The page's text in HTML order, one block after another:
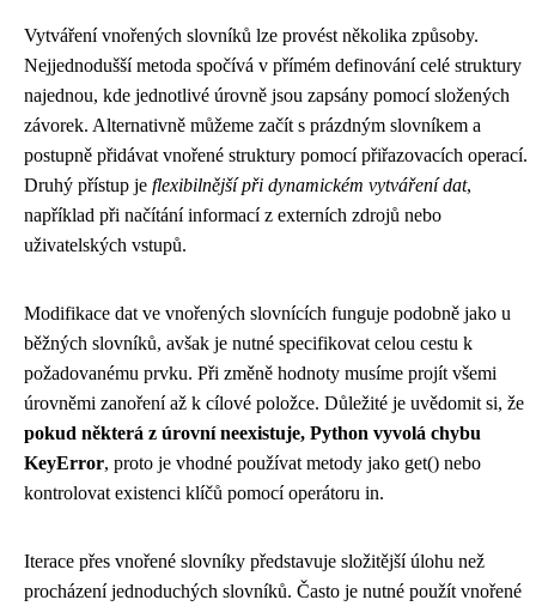
Vytváření vnořených slovníků lze provést několika způsoby.
Nejjednodušší metoda spočívá v přímém definování celé struktury
najednou, kde jednotlivé úrovně jsou zapsány pomocí složených
závorek. Alternativně můžeme začít s prázdným slovníkem a
postupně přidávat vnořené struktury pomocí přiřazovacích operací.
Druhý přístup je flexibilnější při dynamickém vytváření dat,
například při načítání informací z externích zdrojů nebo
uživatelských vstupů.
Modifikace dat ve vnořených slovnících funguje podobně jako u
běžných slovníků, avšak je nutné specifikovat celou cestu k
požadovanému prvku. Při změně hodnoty musíme projít všemi
úrovněmi zanoření až k cílové položce. Důležité je uvědomit si, že
pokud některá z úrovní neexistuje, Python vyvolá chybu
KeyError, proto je vhodné používat metody jako get() nebo
kontrolovat existenci klíčů pomocí operátoru in.
Iterace přes vnořené slovníky představuje složitější úlohu než
procházení jednoduchých slovníků. Často je nutné použít vnořené